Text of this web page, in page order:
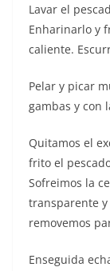
Lavar el
Enharinarlo y
caliente.
Pelar y picar
gambas y con
Quitamos el
frito el
Sofreimos la
transparente
removemos
Enseguida